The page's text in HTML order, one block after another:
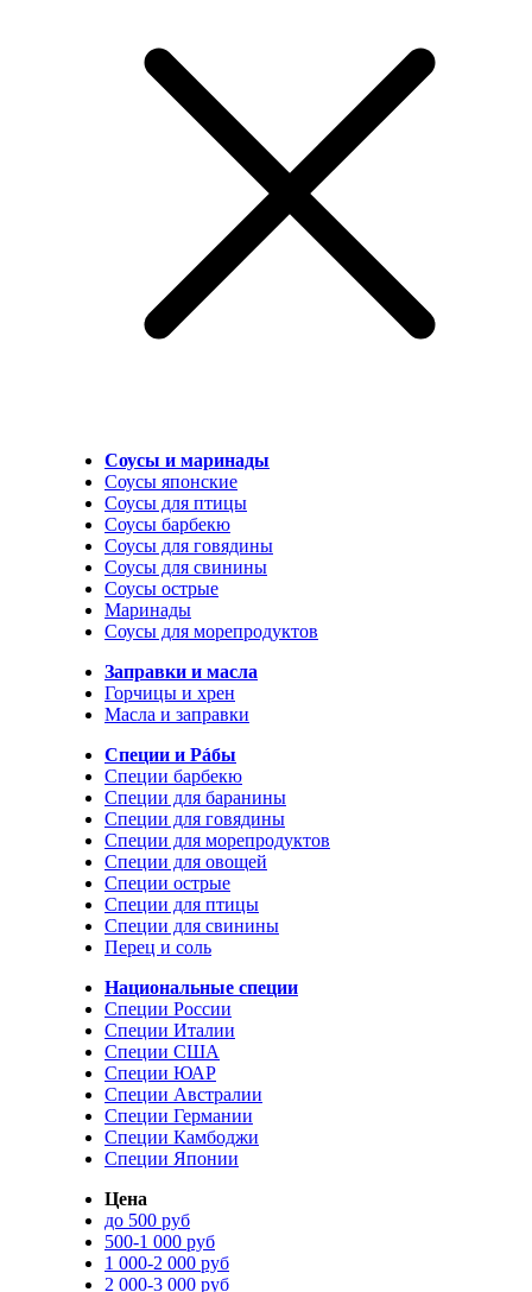
Соусы и маринады
Соусы японские
Соусы для птицы
Соусы барбекю
Соусы для говядины
Соусы для свинины
Соусы острые
Маринады
Соусы для морепродуктов
Заправки и масла
Горчицы и хрен
Масла и заправки
Специи и Рáбы
Специи барбекю
Специи для баранины
Специи для говядины
Специи для морепродуктов
Специи для овощей
Специи острые
Специи для птицы
Специи для свинины
Перец и соль
Национальные специи
Специи России
Специи Италии
Специи США
Специи ЮАР
Специи Австралии
Специи Германии
Специи Камбоджи
Специи Японии
Цена
до 500 руб
500-1 000 руб
1 000-2 000 руб
2 000-3 000 руб